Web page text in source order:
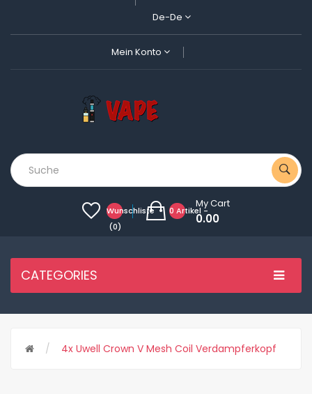
De-De
Mein Konto
Wunschliste
(0)
0 Artikel -
My Cart
0.00
CATEGORIES
4x Uwell Crown V Mesh Coil Verdampferkopf